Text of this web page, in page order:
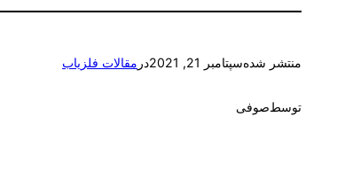
منتشر شدهسپتامبر 21, 2021 در مقالات فلزیاب
توسطصوفی